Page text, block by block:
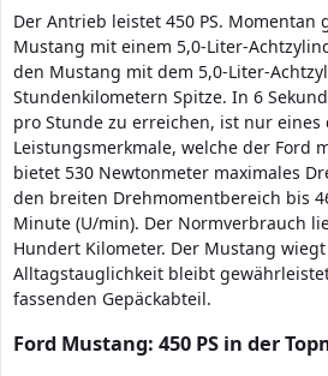
Der Antrieb leistet 450 PS. Momentan
Mustang mit einem 5,0-Liter-
den Mustang mit dem 5,0-Liter-
Stundenkilometern Spitze. In 6
pro Stunde zu erreichen, ist nur eines
Leistungsmerkmale, welche der Ford
bietet 530 Newtonmeter maximales
den breiten Drehmomentbereich bis
Minute (U/min). Der Normverbrauch
Hundert Kilometer. Der Mustang
Alltagstauglichkeit bleibt
fassenden Gepäckabteil.
Ford Mustang: 450 PS in der